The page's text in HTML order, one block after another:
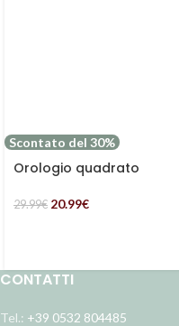
Scontato del 30%
Orologio quadrato
29.99€ 20.99€
CONTATTI
Tel.: +39 0532 804485